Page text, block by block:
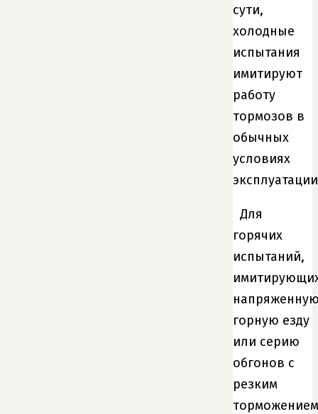
сути,
холодные
испытания
имитируют
работу
тормозов в
обычных
условиях
Для
горячих
испытаний,
горную езду
или серию
обгонов с
резким
торможением